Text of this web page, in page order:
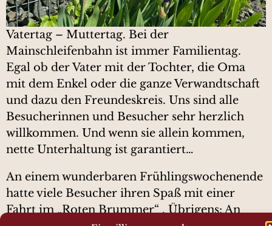
Vatertag – Muttertag. Bei der
Mainschleifenbahn ist immer Familientag.
Egal ob der Vater mit der Tochter, die Oma
mit dem Enkel oder die ganze Verwandtschaft
und dazu den Freundeskreis. Uns sind alle
Besucherinnen und Besucher sehr herzlich
willkommen. Und wenn sie allein kommen,
nette Unterhaltung ist garantiert…
An einem wunderbaren Frühlingswochenende
hatte viele Besucher ihren Spaß mit einer
Fahrt im „Roten Brummer“ . Übrigens: An